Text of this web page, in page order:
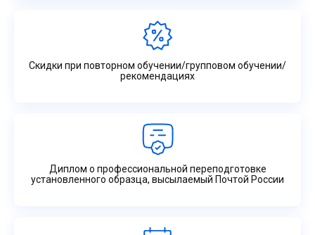
Скидки при повторном обучении/групповом обучении/
рекомендациях
Диплом о профессиональной переподготовке
установленного образца, высылаемый Почтой России